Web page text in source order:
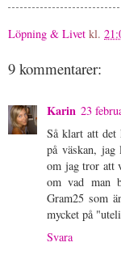
Löpning & Livet kl.
9 kommentarer:
Karin 23
Så klart att
på väskan,
om jag tror att
om vad man
Gram25 som
mycket på
Svara